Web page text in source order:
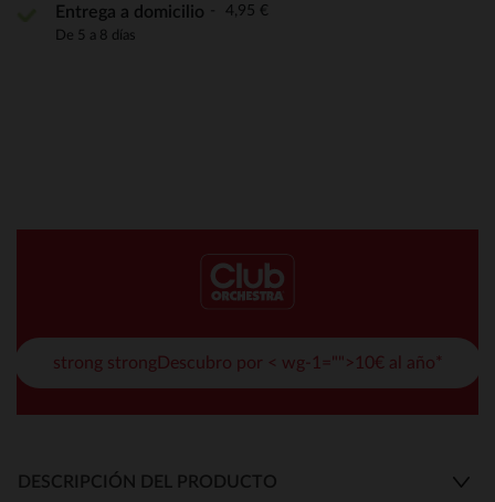
Entrega a domicilio 4,95 €
De 5 a 8 días
strong strongDescubro por < wg-1="">10€ al año*
DESCRIPCIÓN DEL PRODUCTO